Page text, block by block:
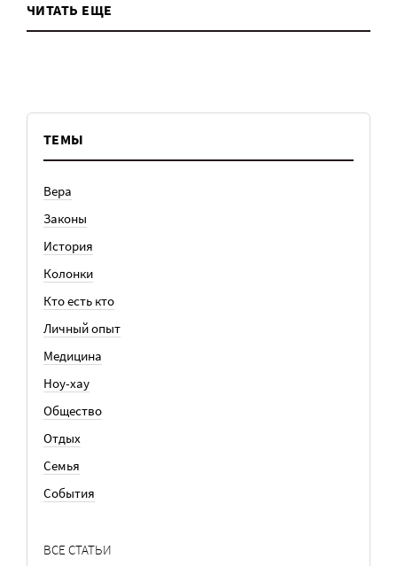
ЧИТАТЬ ЕЩЕ
ТЕМЫ
Вера
Законы
История
Колонки
Кто есть кто
Личный опыт
Медицина
Ноу-хау
Общество
Отдых
Семья
События
ВСЕ СТАТЬИ